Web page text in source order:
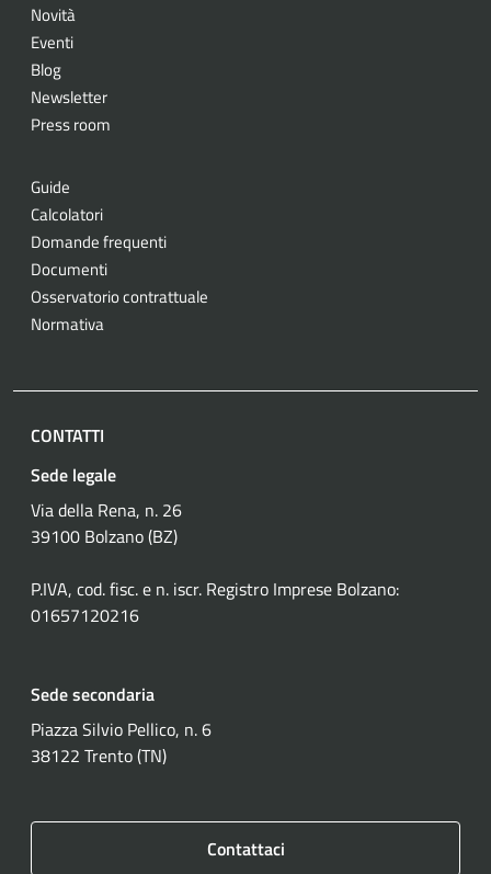
Novità
Eventi
Blog
Newsletter
Press room
Guide
Calcolatori
Domande frequenti
Documenti
Osservatorio contrattuale
Normativa
CONTATTI
Sede legale
Via della Rena, n. 26
39100 Bolzano (BZ)
P.IVA, cod. fisc. e n. iscr. Registro Imprese Bolzano:
01657120216
Sede secondaria
Piazza Silvio Pellico, n. 6
38122 Trento (TN)
Contattaci